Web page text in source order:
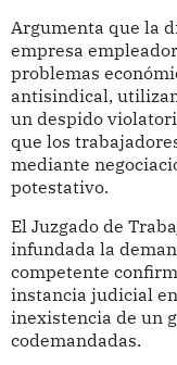
Argumenta que la
empresa
problemas
antisindical,
un despido
que los
mediante
potestativo.
El Juzgado de
infundada la
competente
instancia judicial
inexistencia de un
codemandadas.